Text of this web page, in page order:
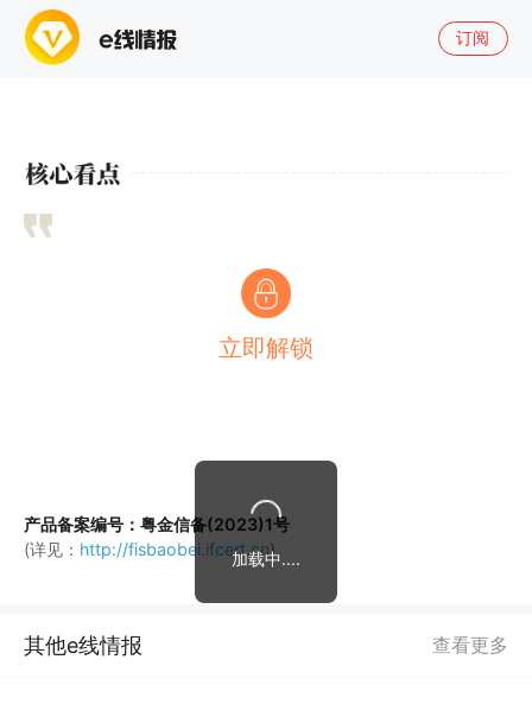
订阅
立即解锁
产品备案编号：粤金信备(2023)1号
(详见： http://fisbaobei.ifcert.cn)
其他e线情报 查看更多
加载中....